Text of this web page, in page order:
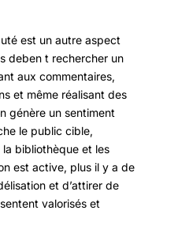
est un autre aspect
deben t rechercher un
aux commentaires,
et même réalisant des
génère un sentiment
le public cible,
bibliothèque et les
est active, plus il y a de
et d’attirer de
valorisés et